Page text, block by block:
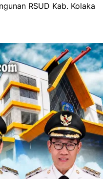
RSUD Kab. Kolaka